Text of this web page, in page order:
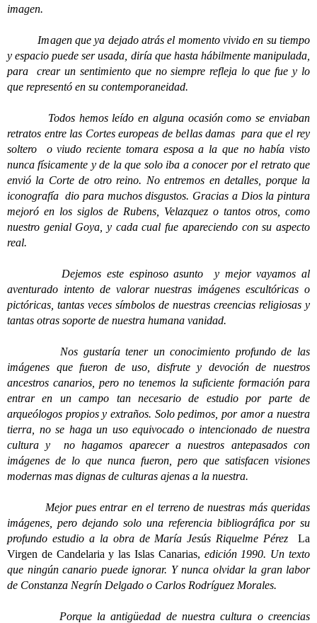
imagen.
Imagen que ya dejado atrás el momento vivido en su tiempo
y espacio puede ser usada, diría que hasta hábilmente manipulada,
para crear un sentimiento que no siempre refleja lo que fue y lo
que representó en su contemporaneidad.
Todos hemos leído en alguna ocasión como se enviaban
retratos entre las Cortes europeas de bellas damas para que el rey
soltero o viudo reciente tomara esposa a la que no había visto
nunca físicamente y de la que solo iba a conocer por el retrato que
envió la Corte de otro reino. No entremos en detalles, porque la
iconografía dio para muchos disgustos. Gracias a Dios la pintura
mejoró en los siglos de Rubens, Velazquez o tantos otros, como
nuestro genial Goya, y cada cual fue apareciendo con su aspecto
real.
Dejemos este espinoso asunto y mejor vayamos al
aventurado intento de valorar nuestras imágenes escultóricas o
pictóricas, tantas veces símbolos de nuestras creencias religiosas y
tantas otras soporte de nuestra humana vanidad.
Nos gustaría tener un conocimiento profundo de las
imágenes que fueron de uso, disfrute y devoción de nuestros
ancestros canarios, pero no tenemos la suficiente formación para
entrar en un campo tan necesario de estudio por parte de
arqueólogos propios y extraños. Solo pedimos, por amor a nuestra
tierra, no se haga un uso equivocado o intencionado de nuestra
cultura y no hagamos aparecer a nuestros antepasados con
imágenes de lo que nunca fueron, pero que satisfacen visiones
modernas mas dignas de culturas ajenas a la nuestra.
Mejor pues entrar en el terreno de nuestras más queridas
imágenes, pero dejando solo una referencia bibliográfica por su
profundo estudio a la obra de María Jesús Riquelme Pérez
La
Virgen de Candelaria y las Islas Canarias, edición 1990. Un texto
que ningún canario puede ignorar. Y nunca olvidar la gran labor
de Constanza Negrín Delgado o Carlos Rodríguez Morales.
Porque la antigüedad de nuestra cultura o creencias